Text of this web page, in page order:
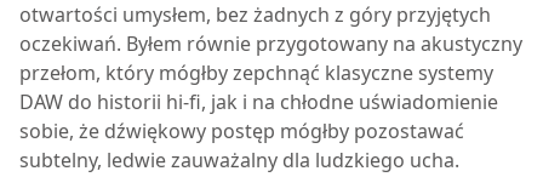
otwartości umysłem, bez żadnych z góry przyjętych
oczekiwań. Byłem równie przygotowany na akustyczny
przełom, który mógłby zepchnąć klasyczne systemy
DAW do historii hi-fi, jak i na chłodne uświadomienie
sobie, że dźwiękowy postęp mógłby pozostawać
subtelny, ledwie zauważalny dla ludzkiego ucha.